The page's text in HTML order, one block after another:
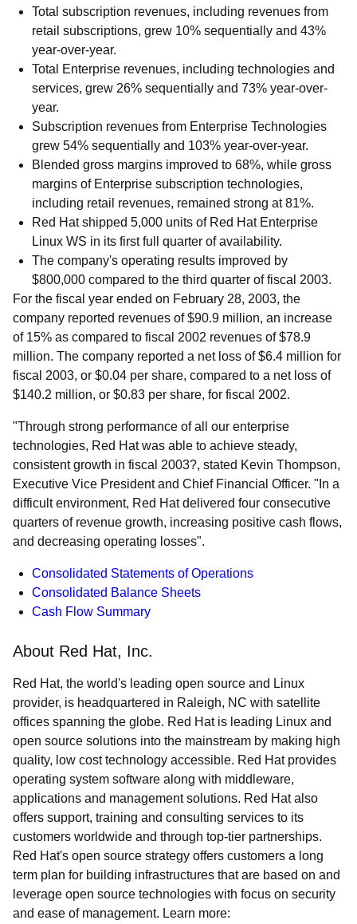
Total subscription revenues, including revenues from
retail subscriptions, grew 10% sequentially and 43%
year-over-year.
Total Enterprise revenues, including technologies and
services, grew 26% sequentially and 73% year-over-
year.
Subscription revenues from Enterprise Technologies
grew 54% sequentially and 103% year-over-year.
Blended gross margins improved to 68%, while gross
margins of Enterprise subscription technologies,
including retail revenues, remained strong at 81%.
Red Hat shipped 5,000 units of Red Hat Enterprise
Linux WS in its first full quarter of availability.
The company's operating results improved by
$800,000 compared to the third quarter of fiscal 2003.
For the fiscal year ended on February 28, 2003, the
company reported revenues of $90.9 million, an increase
of 15% as compared to fiscal 2002 revenues of $78.9
million. The company reported a net loss of $6.4 million for
fiscal 2003, or $0.04 per share, compared to a net loss of
$140.2 million, or $0.83 per share, for fiscal 2002.
"Through strong performance of all our enterprise
technologies, Red Hat was able to achieve steady,
consistent growth in fiscal 2003?, stated Kevin Thompson,
Executive Vice President and Chief Financial Officer. "In a
difficult environment, Red Hat delivered four consecutive
quarters of revenue growth, increasing positive cash flows,
and decreasing operating losses".
Consolidated Statements of Operations
Consolidated Balance Sheets
Cash Flow Summary
About Red Hat, Inc.
Red Hat, the world's leading open source and Linux
provider, is headquartered in Raleigh, NC with satellite
offices spanning the globe. Red Hat is leading Linux and
open source solutions into the mainstream by making high
quality, low cost technology accessible. Red Hat provides
operating system software along with middleware,
applications and management solutions. Red Hat also
offers support, training and consulting services to its
customers worldwide and through top-tier partnerships.
Red Hat's open source strategy offers customers a long
term plan for building infrastructures that are based on and
leverage open source technologies with focus on security
and ease of management. Learn more: